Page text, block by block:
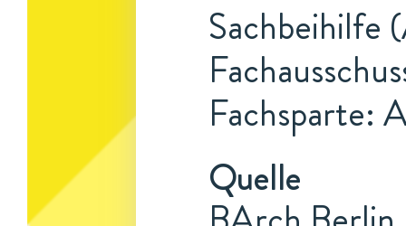
Sachbeihilfe
Fachsparte:
Quelle